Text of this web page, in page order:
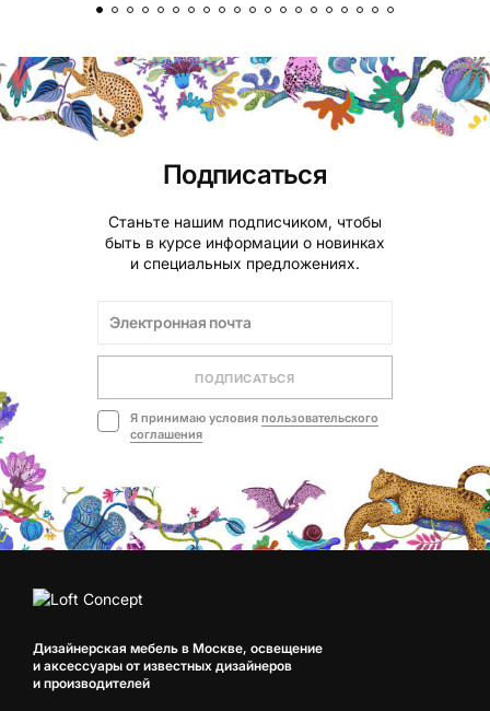
Подписаться
Станьте нашим подписчиком, чтобы
быть в курсе информации о новинках
и специальных предложениях.
ПОДПИСАТЬСЯ
Я принимаю условия пользовательского
соглашения
Дизайнерская мебель в Москве, освещение
и аксессуары от известных дизайнеров
и производителей